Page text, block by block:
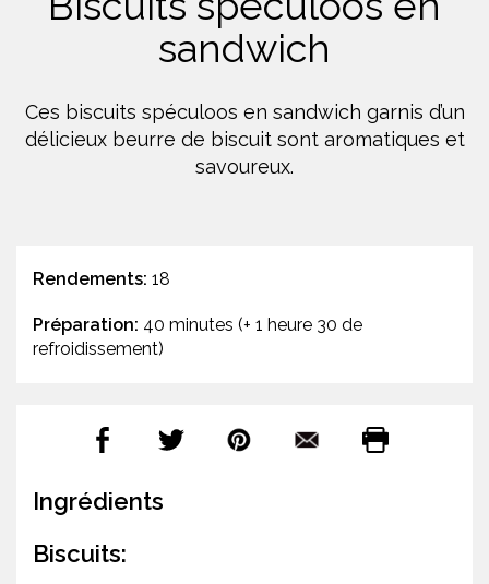
sandwich
Ces biscuits spéculoos en sandwich garnis d’un
délicieux beurre de biscuit sont aromatiques et
savoureux.
Rendements: 18
Préparation: 40 minutes (+ 1 heure 30 de
refroidissement)
Ingrédients
Biscuits: